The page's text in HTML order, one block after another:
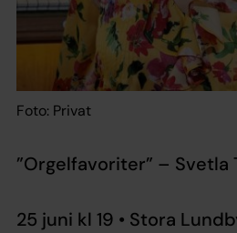
Foto: Privat
”Orgelfavoriter” – Svetla
25 juni kl 19 • Stora